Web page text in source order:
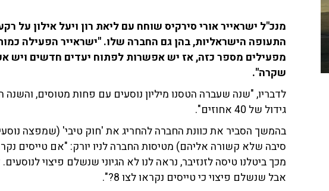
מנכ"ל ישראייר אורי סירקיס שוחח עם ליאת רון ויעל אילון על
מפעילים מספר כזה, אז יש אפשרות לפתוח יעדים חדשים ויש
שקרה".
גידול של 40 אחוזים".
בהמשך הסביר את כוונת החברה להחריג את 'חוק טיבי' (שמפצה
מכך ביטלנו טיסה לזנזיבר, נראה לנו לא הגיוני שנשלם פיצוי
אבל שנשלם פיצוי כי טייסים נקראו לצו 8?".